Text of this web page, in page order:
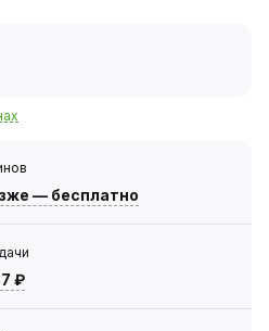
— бесплатно
₽